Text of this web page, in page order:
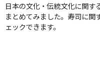
日本の文化・伝統文化に関す
まとめてみました。寿司に関
ェックできます。